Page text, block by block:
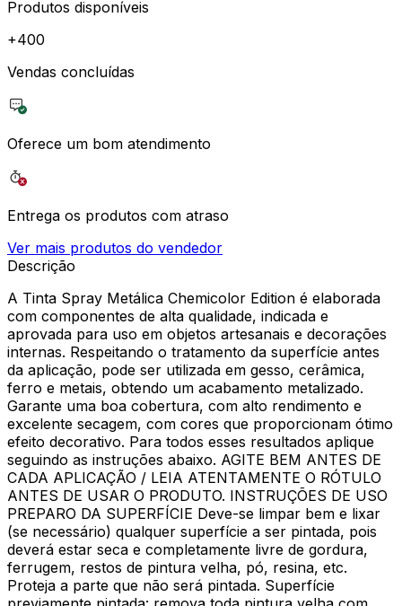
Produtos disponíveis
+400
Vendas concluídas
Oferece um bom atendimento
Entrega os produtos com atraso
Ver mais produtos do vendedor
Descrição
A Tinta Spray Metálica Chemicolor Edition é elaborada
com componentes de alta qualidade, indicada e
aprovada para uso em objetos artesanais e decorações
internas. Respeitando o tratamento da superfície antes
da aplicação, pode ser utilizada em gesso, cerâmica,
ferro e metais, obtendo um acabamento metalizado.
Garante uma boa cobertura, com alto rendimento e
excelente secagem, com cores que proporcionam ótimo
efeito decorativo. Para todos esses resultados aplique
seguindo as instruções abaixo. AGITE BEM ANTES DE
CADA APLICAÇÃO / LEIA ATENTAMENTE O RÓTULO
ANTES DE USAR O PRODUTO. INSTRUÇÕES DE USO
PREPARO DA SUPERFÍCIE Deve-se limpar bem e lixar
(se necessário) qualquer superfície a ser pintada, pois
deverá estar seca e completamente livre de gordura,
ferrugem, restos de pintura velha, pó, resina, etc.
Proteja a parte que não será pintada. Superfície